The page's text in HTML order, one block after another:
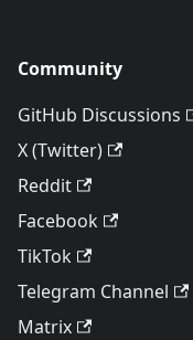
Community
GitHub Discussions
X (Twitter)
Reddit
Facebook
TikTok
Telegram Channel
Matrix